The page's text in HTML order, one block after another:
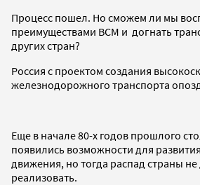
Процесс пошел. Но сможем ли мы
преимуществами ВСМ и догнать
других стран?
Россия с проектом создания
железнодорожного транспорта
Еще в начале 80-х годов прошлого
появились возможности для
движения, но тогда распад страны
реализовать.